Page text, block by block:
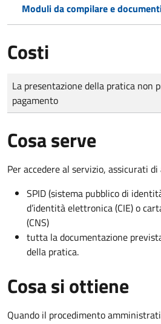
Moduli da compilare e
Costi
Tipo di pagamento
Importo
La presentazione della pratica non
pagamento
Cosa serve
Per accedere al servizio, assicurati di
SPID (sistema pubblico di
d’identità elettronica (CIE) o
(CNS)
tutta la documentazione
della pratica.
Cosa si ottiene
Quando il procedimento